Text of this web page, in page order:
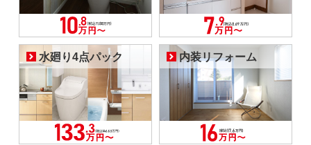
水廻り4点パック 内装リフォーム